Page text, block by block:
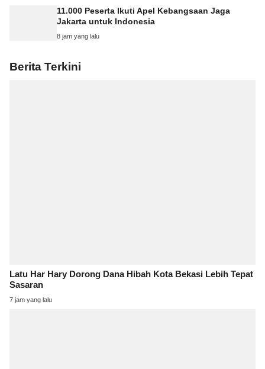
11.000 Peserta Ikuti Apel Kebangsaan Jaga
Jakarta untuk Indonesia
8 jam yang lalu
Berita Terkini
Latu Har Hary Dorong Dana Hibah Kota Bekasi Lebih Tepat
Sasaran
7 jam yang lalu